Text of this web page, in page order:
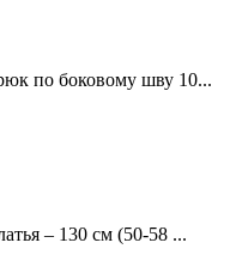
по боковому шву 10...
– 130 см (50-58 ...